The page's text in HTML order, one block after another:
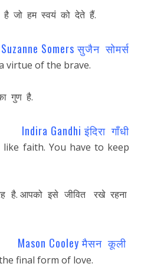
है जो हम स्वयं को देते हैं.
Suzanne Somers सुजैन सोमर्स
virtue of the brave.
गुण है.
Indira Gandhi इंदिरा गाँधी
like faith. You have to keep
है. आपको इसे जीवित रखे रहना
Mason Cooley मैसन कूली
final form of love.